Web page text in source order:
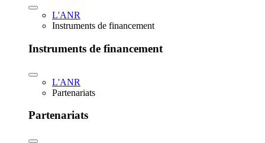
L'ANR
Instruments de financement
Instruments de financement
L'ANR
Partenariats
Partenariats